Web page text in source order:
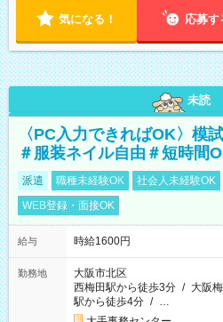
気になる！ 応募す
未読
〈PC入力できればOK〉模
＃服装ネイル自由＃短時間
派遣 職種未経験OK 社会人未経験OK
WEB登録・面接OK
給与 時給1600円
勤務地
大阪市北区
西梅田駅から徒歩3分 / 大阪
駅から徒歩4分 / …